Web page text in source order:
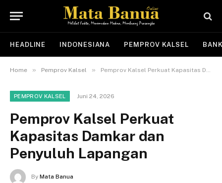
HEADLINE INDONESIANA PEMPROV KALSEL
Home » Pemprov Kalsel » Pemprov Kalsel Perkuat Kapasitas Damkar dan Penyuluh Lapangan
PEMPROV KALSEL Juni 24, 2026
Pemprov Kalsel Perkuat
Kapasitas Damkar dan
Penyuluh Lapangan
By Mata Banua